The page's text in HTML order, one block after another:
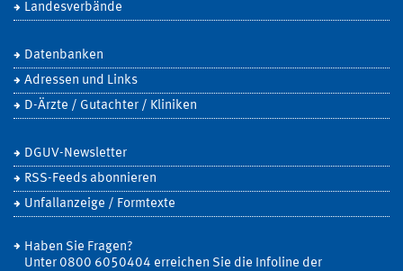
Landesverbände
Datenbanken
Adressen und Links
D-Ärzte / Gutachter / Kliniken
DGUV-Newsletter
RSS-Feeds abonnieren
Unfallanzeige / Formtexte
Haben Sie Fragen?
Unter 0800 6050404 erreichen Sie die Infoline der